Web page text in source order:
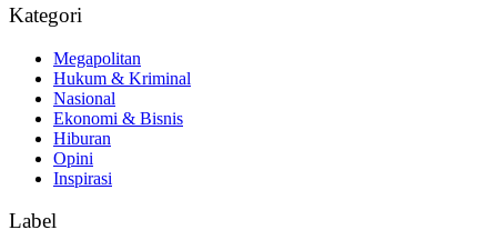
Kategori
Megapolitan
Hukum & Kriminal
Nasional
Ekonomi & Bisnis
Hiburan
Opini
Inspirasi
Label